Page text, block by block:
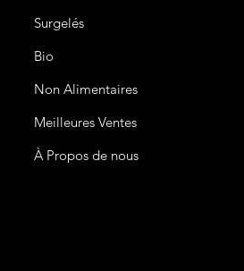
Surgelés
Bio
Non Alimentaires
Meilleures Ventes
À Propos de nous